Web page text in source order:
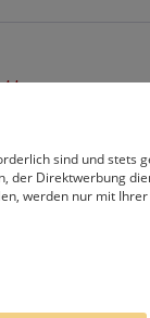
in
sind und stets
der Direktwerbung
werden nur mit Ihrer